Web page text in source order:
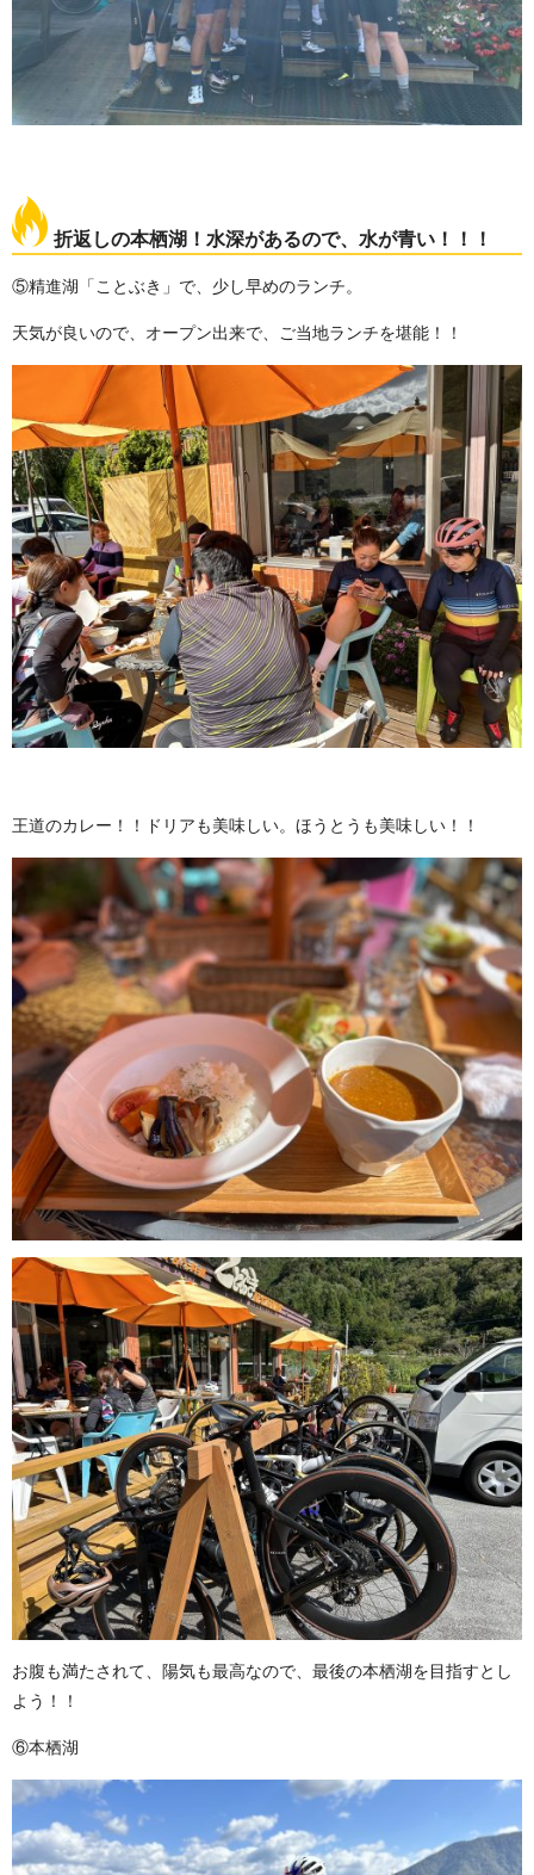
折返しの本栖湖！水深があるので、水が青い！！！
⑤精進湖「ことぶき」で、少し早めのランチ。
天気が良いので、オープン出来で、ご当地ランチを堪能！！
王道のカレー！！ドリアも美味しい。ほうとうも美味しい！！
お腹も満たされて、陽気も最高なので、最後の本栖湖を目指すとし
よう！！
⑥本栖湖